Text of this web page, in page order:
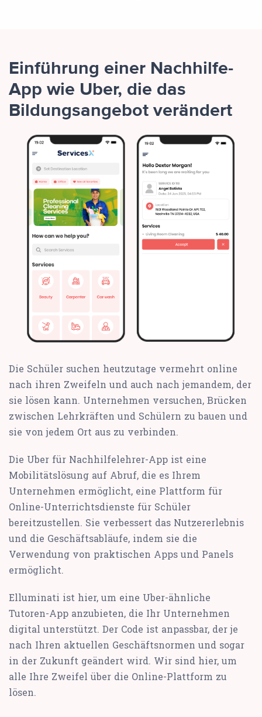
Einführung einer Nachhilfe-
App wie Uber, die das
Bildungsangebot verändert
Die Schüler suchen heutzutage vermehrt online
nach ihren Zweifeln und auch nach jemandem, der
sie lösen kann. Unternehmen versuchen, Brücken
zwischen Lehrkräften und Schülern zu bauen und
sie von jedem Ort aus zu verbinden.
Die Uber für Nachhilfelehrer-App ist eine
Mobilitätslösung auf Abruf, die es Ihrem
Unternehmen ermöglicht, eine Plattform für
Online-Unterrichtsdienste für Schüler
bereitzustellen. Sie verbessert das Nutzererlebnis
und die Geschäftsabläufe, indem sie die
Verwendung von praktischen Apps und Panels
ermöglicht.
Elluminati ist hier, um eine Uber-ähnliche
Tutoren-App anzubieten, die Ihr Unternehmen
digital unterstützt. Der Code ist anpassbar, der je
nach Ihren aktuellen Geschäftsnormen und sogar
in der Zukunft geändert wird. Wir sind hier, um
alle Ihre Zweifel über die Online-Plattform zu
lösen.